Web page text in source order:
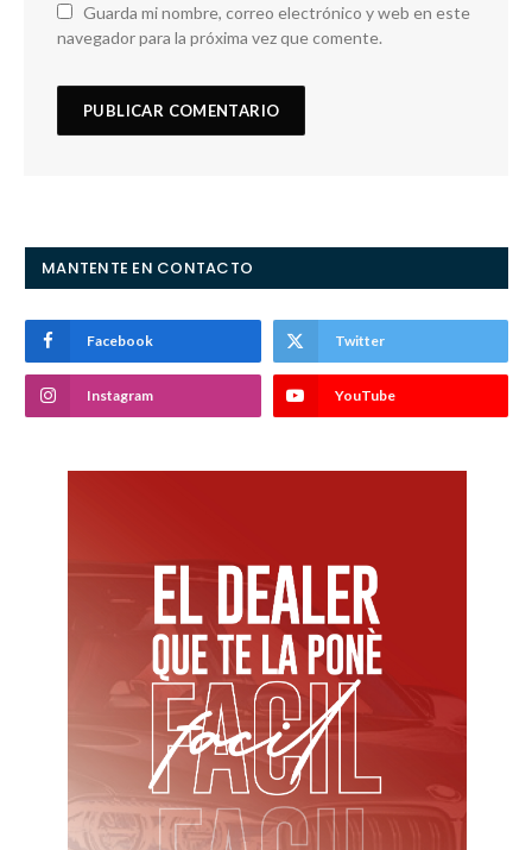
Guarda mi nombre, correo electrónico y web en este
navegador para la próxima vez que comente.
MANTENTE EN CONTACTO
Facebook Twitter
Instagram YouTube